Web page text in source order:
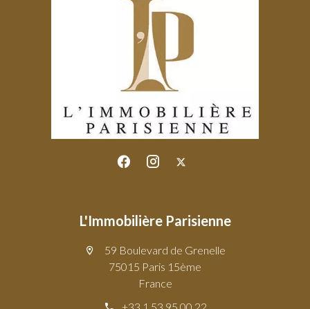
L'Immobilière Parisienne
59 Boulevard de Grenelle
75015 Paris 15ème
France